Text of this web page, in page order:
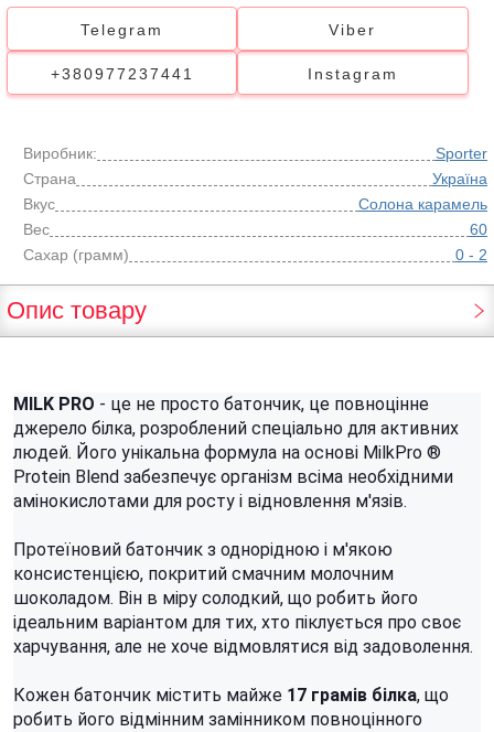
Telegram Viber
+380977237441 Instagram
Виробник:
Sporter
Страна
Україна
Вкус
Солона карамель
Вес
60
Сахар (грамм)
0 - 2
Опис товару
MILK PRO - це не просто батончик, це повноцінне
джерело білка, розроблений спеціально для активних
людей. Його унікальна формула на основі MilkPro ®
Protein Blend забезпечує організм всіма необхідними
амінокислотами для росту і відновлення м'язів.
Протеїновий батончик з однорідною і м'якою
консистенцією, покритий смачним молочним
шоколадом. Він в міру солодкий, що робить його
ідеальним варіантом для тих, хто піклується про своє
харчування, але не хоче відмовлятися від задоволення.
Кожен батончик містить майже 17 грамів білка, що
робить його відмінним замінником повноцінного